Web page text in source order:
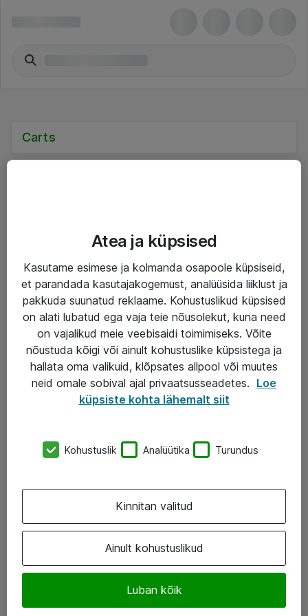
Carts
IT taristu
Haldusteenused
Garantii
Turva- ja nõrkvoolulahendused
AS ATEA
Atea kontaktid
Jälgi meid
LinkedIn
Atea ja küpsised
Kasutame esimese ja kolmanda osapoole küpsiseid,
et parandada kasutajakogemust, analüüsida liiklust ja
pakkuda suunatud reklaame. Kohustuslikud küpsised
on alati lubatud ega vaja teie nõusolekut, kuna need
on vajalikud meie veebisaidi toimimiseks. Võite
nõustuda kõigi või ainult kohustuslike küpsistega ja
hallata oma valikuid, klõpsates allpool või muutes
neid omale sobival ajal privaatsusseadetes. Loe
küpsiste kohta lähemalt siit
Kohustuslik Analüütika Turundus
Ainult kohustuslikud
Luban kõik
Kinnitan valitud